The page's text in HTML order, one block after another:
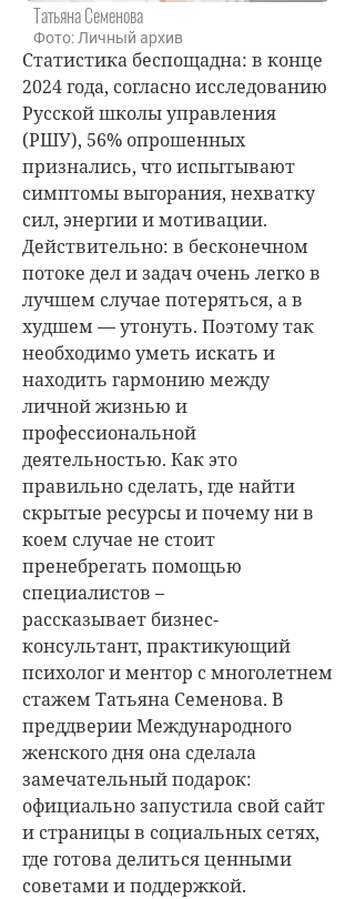
Татьяна Семенова
Фото: Личный архив
Статистика беспощадна: в конце
2024 года, согласно исследованию
Русской школы управления
(РШУ), 56% опрошенных
признались, что испытывают
симптомы выгорания, нехватку
сил, энергии и мотивации.
Действительно: в бесконечном
потоке дел и задач очень легко в
лучшем случае потеряться, а в
худшем — утонуть. Поэтому так
необходимо уметь искать и
находить гармонию между
личной жизнью и
профессиональной
деятельностью. Как это
правильно сделать, где найти
скрытые ресурсы и почему ни в
коем случае не стоит
пренебрегать помощью
специалистов –
рассказывает бизнес-
консультант, практикующий
психолог и ментор с многолетнем
стажем Татьяна Семенова. В
преддверии Международного
женского дня она сделала
замечательный подарок:
официально запустила свой сайт
и страницы в социальных сетях,
где готова делиться ценными
советами и поддержкой.